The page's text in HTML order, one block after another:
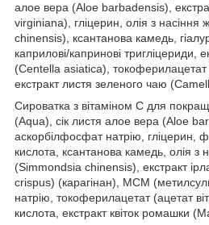
алое вера (Aloe barbadensis),
virginiana), гліцерин, олія з
chinensis), ксантанова камедь,
каприлові/капринові тригліцериди,
(Centella asiatica), токоферилацетат
екстракт листя зеленого чаю
Сироватка з вітаміном C для
(Aqua), сік листя алое вера (Aloe
аскорбілфосфат натрію, гліцерин,
кислота, ксантанова камедь, олія з
(Simmondsia chinensis), екстракт
crispus) (карагінан), МСМ
натрію, токоферилацетат (ацетат
кислота, екстракт квіток ромашки